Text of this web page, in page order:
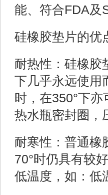
能、符合FDA及
硅橡胶垫片的优
耐热性：硅橡胶
下几乎永远使用
时，在350°下
热水瓶密封圈，
耐寒性：普通
70°时仍具有较
低温度，如：低